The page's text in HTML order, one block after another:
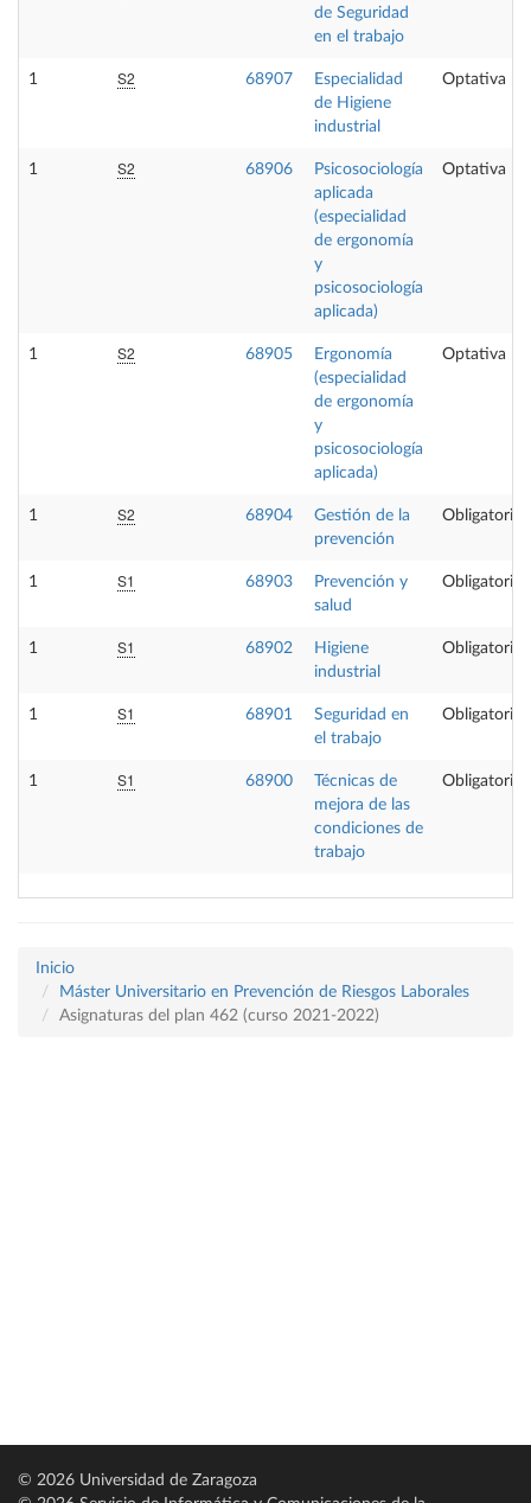
de Seguridad
en el trabajo
1 S2 68907
Especialidad
de Higiene
industrial
Optativa
1 S2 68906
Psicosociología
aplicada
(especialidad
de ergonomía
y
psicosociología
aplicada)
Optativa
1 S2 68905
Ergonomía
(especialidad
de ergonomía
y
psicosociología
aplicada)
Optativa
1 S2 68904
Gestión de la
prevención
Obligatoria
1 S1 68903
Prevención y
salud
Obligatoria
1 S1 68902
Higiene
industrial
Obligatoria
1 S1 68901
Seguridad en
el trabajo
Obligatoria
1 S1 68900
Técnicas de
mejora de las
condiciones de
trabajo
Obligatoria
Inicio
Máster Universitario en Prevención de Riesgos Laborales
Asignaturas del plan 462 (curso 2021-2022)
© 2026 Universidad de Zaragoza